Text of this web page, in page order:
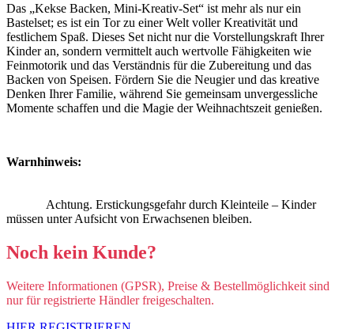
Das „Kekse Backen, Mini-Kreativ-Set“ ist mehr als nur ein
Bastelset; es ist ein Tor zu einer Welt voller Kreativität und
festlichem Spaß. Dieses Set nicht nur die Vorstellungskraft Ihrer
Kinder an, sondern vermittelt auch wertvolle Fähigkeiten wie
Feinmotorik und das Verständnis für die Zubereitung und das
Backen von Speisen. Fördern Sie die Neugier und das kreative
Denken Ihrer Familie, während Sie gemeinsam unvergessliche
Momente schaffen und die Magie der Weihnachtszeit genießen.
Warnhinweis:
Achtung. Erstickungsgefahr durch Kleinteile – Kinder
müssen unter Aufsicht von Erwachsenen bleiben.
Noch kein Kunde?
Weitere Informationen (GPSR), Preise & Bestellmöglichkeit sind
nur für registrierte Händler freigeschalten.